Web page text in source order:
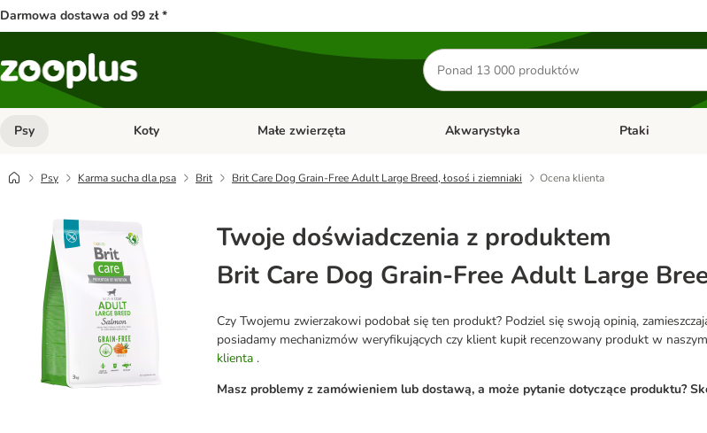
Darmowa dostawa od 99 zł *
Szukaj
produktów
Psy Otwórz menu kategorii: Psy
Koty Otwórz menu kategorii: Koty
Małe zwierzęta Otwórz menu kategorii: Małe zwierzęta
Akwarystyka Otwórz menu
Ptaki
Psy Karma sucha dla psa Brit Brit Care Dog Grain-Free Adult Large Breed, łosoś i ziemniaki Ocena klienta
Twoje doświadczenia z produktem
Brit Care Dog Grain-Free Adult Large
Czy Twojemu zwierzakowi podobał się ten produkt? Podziel się swoją opinią,
posiadamy mechanizmów weryfikujących czy klient kupił recenzowany produkt w
klienta .
Masz problemy z zamówieniem lub dostawą, a może pytanie dotyczące produktu?